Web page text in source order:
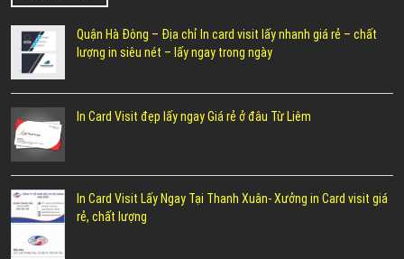
Quận Hà Đông – Địa chỉ In card visit lấy nhanh giá rẻ – chất
lượng in siêu nét – lấy ngay trong ngày
In Card Visit đẹp lấy ngay Giá rẻ ở đâu Từ Liêm
In Card Visit Lấy Ngay Tại Thanh Xuân- Xưởng in Card visit giá
rẻ, chất lượng